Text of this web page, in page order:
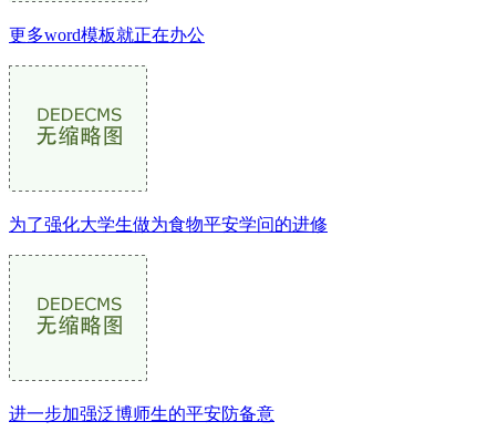
更多word模板就正在办公
为了强化大学生做为食物平安学问的进修
进一步加强泛博师生的平安防备意